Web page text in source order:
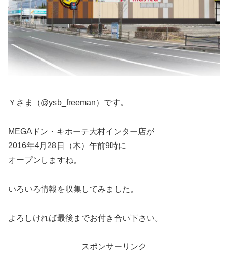
Ｙさま（@ysb_freeman）です。
MEGAドン・キホーテ大村インター店が
2016年4月28日（木）午前9時に
オープンしますね。
いろいろ情報を収集してみました。
よろしければ最後までお付き合い下さい。
スポンサーリンク